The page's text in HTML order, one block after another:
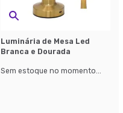
Luminária de Mesa Led
Branca e Dourada
Sem estoque no momento...